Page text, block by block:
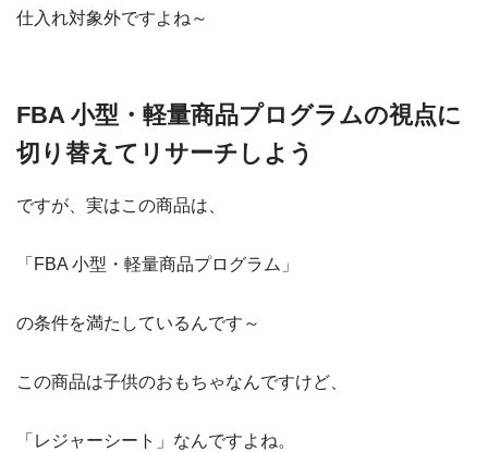
仕入れ対象外ですよね～
FBA 小型・軽量商品プログラムの視点に
切り替えてリサーチしよう
ですが、実はこの商品は、
「FBA 小型・軽量商品プログラム」
の条件を満たしているんです～
この商品は子供のおもちゃなんですけど、
「レジャーシート」なんですよね。